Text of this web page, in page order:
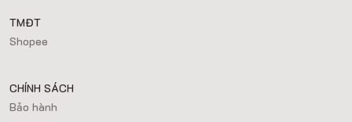
TMĐT
Shopee
CHÍNH SÁCH
Bảo hành